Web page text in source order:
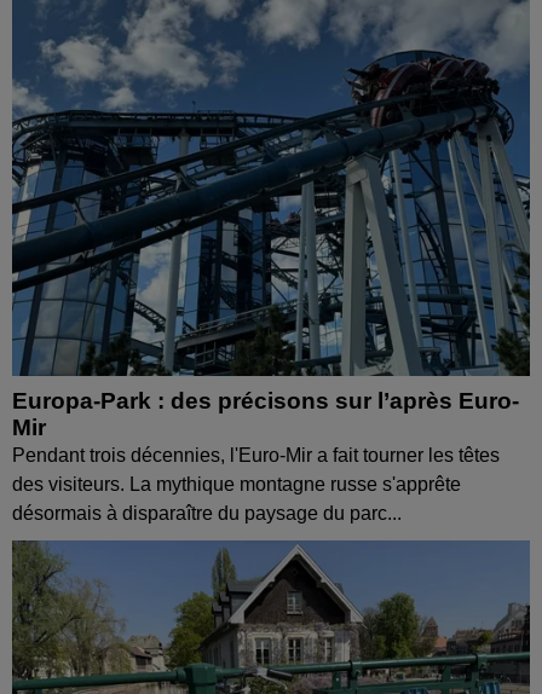
Europa-Park : des précisons sur l’après Euro-
Mir
Pendant trois décennies, l'Euro-Mir a fait tourner les têtes
des visiteurs. La mythique montagne russe s'apprête
désormais à disparaître du paysage du parc...